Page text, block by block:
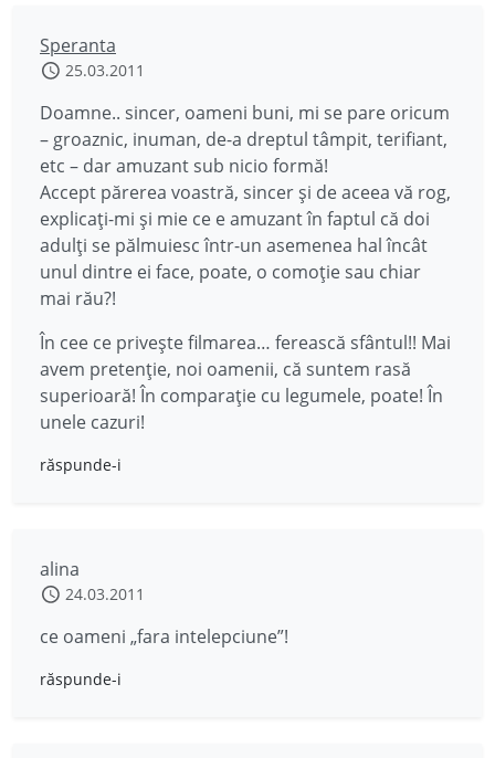
Speranta
25.03.2011
Doamne.. sincer, oameni buni, mi se pare oricum
– groaznic, inuman, de-a dreptul tâmpit, terifiant,
etc – dar amuzant sub nicio formă!
Accept părerea voastră, sincer şi de aceea vă rog,
explicaţi-mi şi mie ce e amuzant în faptul că doi
adulţi se pălmuiesc într-un asemenea hal încât
unul dintre ei face, poate, o comoţie sau chiar
mai rău?!
În cee ce priveşte filmarea… ferească sfântul!! Mai
avem pretenţie, noi oamenii, că suntem rasă
superioară! În comparaţie cu legumele, poate! În
unele cazuri!
răspunde-i
alina
24.03.2011
ce oameni „fara intelepciune”!
răspunde-i